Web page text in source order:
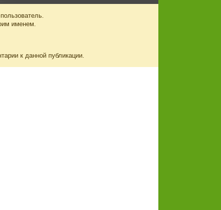
именем.
к данной публикации.